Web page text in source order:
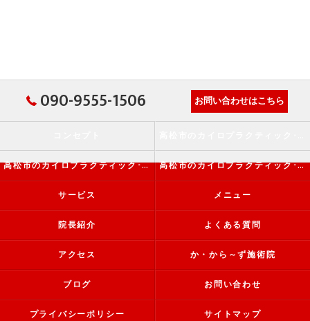
090-9555-1506 お問い合わせはこちら
高松市のカイロプラクティック･か・から～ず施術院の評判 高松市のカイロプラクティック･か・から～ず施術院のお客様の声
サービス メニュー
院長紹介 よくある質問
アクセス か・から～ず施術院
ブログ お問い合わせ
プライバシーポリシー サイトマップ